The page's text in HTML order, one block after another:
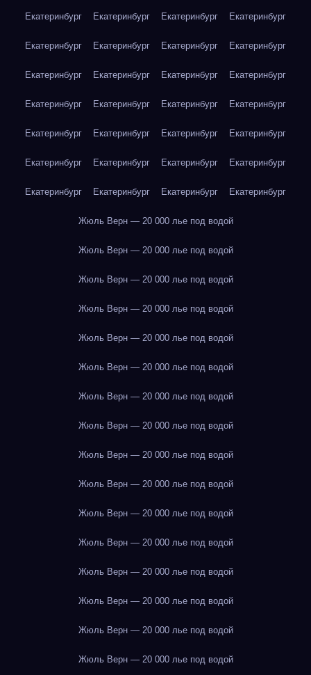
Екатеринбург Екатеринбург Екатеринбург Екатеринбург
Екатеринбург Екатеринбург Екатеринбург Екатеринбург
Екатеринбург Екатеринбург Екатеринбург Екатеринбург
Екатеринбург Екатеринбург Екатеринбург Екатеринбург
Екатеринбург Екатеринбург Екатеринбург Екатеринбург
Екатеринбург Екатеринбург Екатеринбург Екатеринбург
Екатеринбург Екатеринбург Екатеринбург Екатеринбург
Жюль Верн — 20 000 лье под водой
Жюль Верн — 20 000 лье под водой
Жюль Верн — 20 000 лье под водой
Жюль Верн — 20 000 лье под водой
Жюль Верн — 20 000 лье под водой
Жюль Верн — 20 000 лье под водой
Жюль Верн — 20 000 лье под водой
Жюль Верн — 20 000 лье под водой
Жюль Верн — 20 000 лье под водой
Жюль Верн — 20 000 лье под водой
Жюль Верн — 20 000 лье под водой
Жюль Верн — 20 000 лье под водой
Жюль Верн — 20 000 лье под водой
Жюль Верн — 20 000 лье под водой
Жюль Верн — 20 000 лье под водой
Жюль Верн — 20 000 лье под водой